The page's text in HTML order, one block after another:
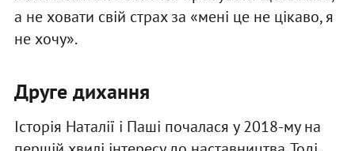
а не ховати свій страх за «мені це не цікаво, я
не хочу».
Друге дихання
Історія Наталії і Паші почалася у 2018-му на